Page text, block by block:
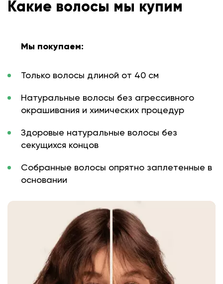
Какие волосы мы купим
Мы покупаем:
Только волосы длиной от 40 см
Натуральные волосы без агрессивного
окрашивания и химических процедур
Здоровые натуральные волосы без
секущихся концов
Собранные волосы опрятно заплетенные в
основании